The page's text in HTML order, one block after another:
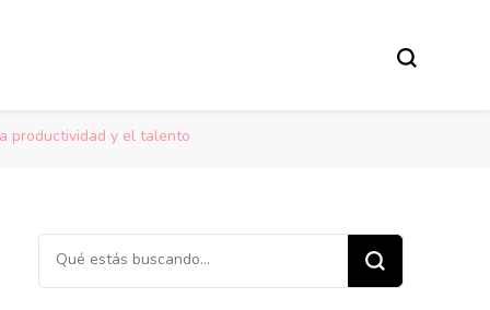
productividad y el talento
¿Buscas algo?